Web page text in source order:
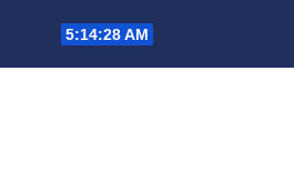
5:14:29 AM